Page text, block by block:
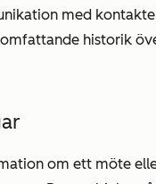
med
historik
om ett möte